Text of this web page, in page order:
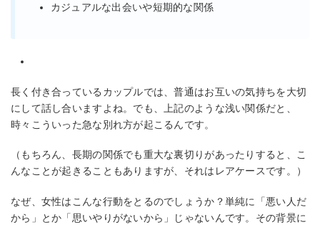
カジュアルな出会いや短期的な関係
長く付き合っているカップルでは、普通はお互いの気持ちを大切
にして話し合いますよね。でも、上記のような浅い関係だと、
時々こういった急な別れ方が起こるんです。
（もちろん、長期の関係でも重大な裏切りがあったりすると、こ
んなことが起きることもありますが、それはレアケースです。）
なぜ、女性はこんな行動をとるのでしょうか？単純に「悪い人だ
から」とか「思いやりがないから」じゃないんです。その背景に